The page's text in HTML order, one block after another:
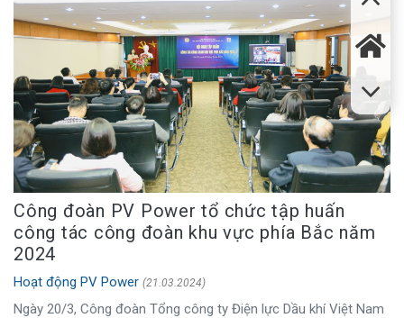
Công đoàn PV Power tổ chức tập huấn
công tác công đoàn khu vực phía Bắc năm
2024
Hoạt động PV Power (21.03.2024)
Ngày 20/3, Công đoàn Tổng công ty Điện lực Dầu khí Việt Nam